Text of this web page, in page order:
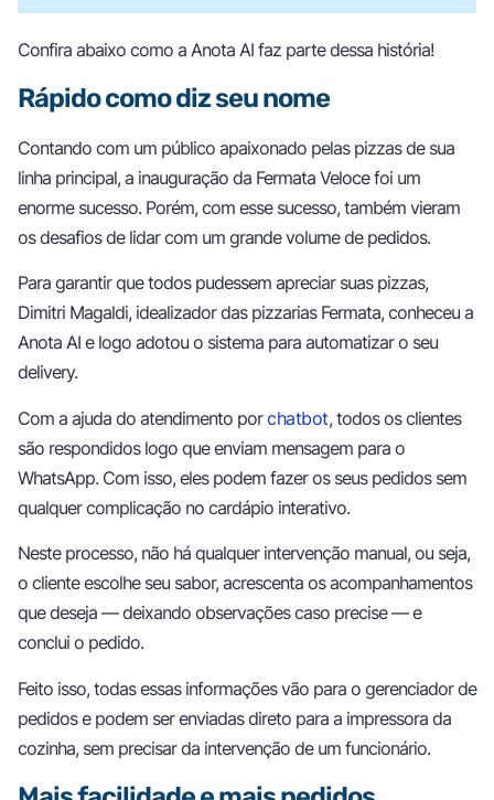
Confira abaixo como a Anota AI faz parte dessa história!
Rápido como diz seu nome
Contando com um público apaixonado pelas pizzas de sua
linha principal, a inauguração da Fermata Veloce foi um
enorme sucesso. Porém, com esse sucesso, também vieram
os desafios de lidar com um grande volume de pedidos.
Para garantir que todos pudessem apreciar suas pizzas,
Dimitri Magaldi, idealizador das pizzarias Fermata, conheceu a
Anota AI e logo adotou o sistema para automatizar o seu
delivery.
Com a ajuda do atendimento porchatbot, todos os clientes
são respondidos logo que enviam mensagem para o
WhatsApp. Com isso, eles podem fazer os seus pedidos sem
qualquer complicação no cardápio interativo.
Neste processo, não há qualquer intervenção manual, ou seja,
o cliente escolhe seu sabor, acrescenta os acompanhamentos
que deseja — deixando observações caso precise — e
conclui o pedido.
Feito isso, todas essas informações vão para o gerenciador de
pedidos e podem ser enviadas direto para a impressora da
cozinha, sem precisar da intervenção de um funcionário.